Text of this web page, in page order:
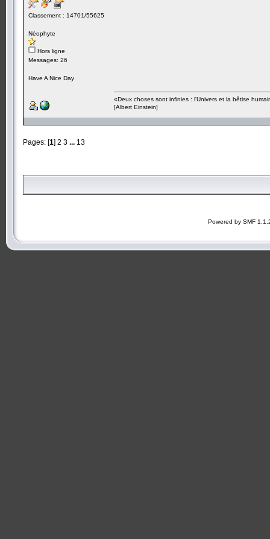
Classement : 14701/55625
Néophyte
Hors ligne
Messages: 26
Have A Nice Day
«Deux choses sont infinies : l'Univers et la bêtise
[Albert Einstein]
Pages: [1] 2 3 ... 13
Powered by SMF